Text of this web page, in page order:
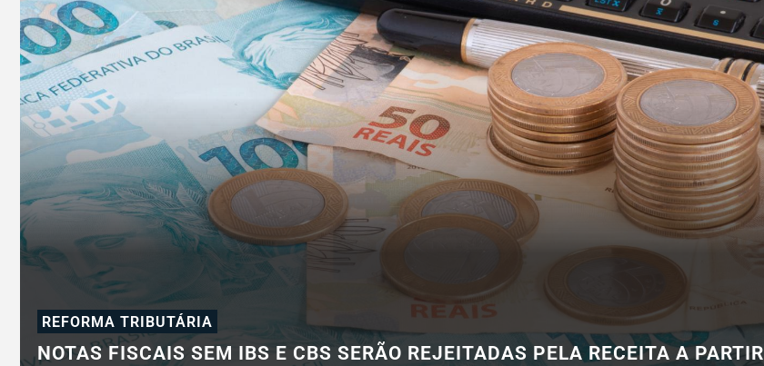
REFORMA TRIBUTÁRIA
NOTAS FISCAIS SEM IBS E CBS SERÃO REJEITADAS PELA RECEITA A PARTIR